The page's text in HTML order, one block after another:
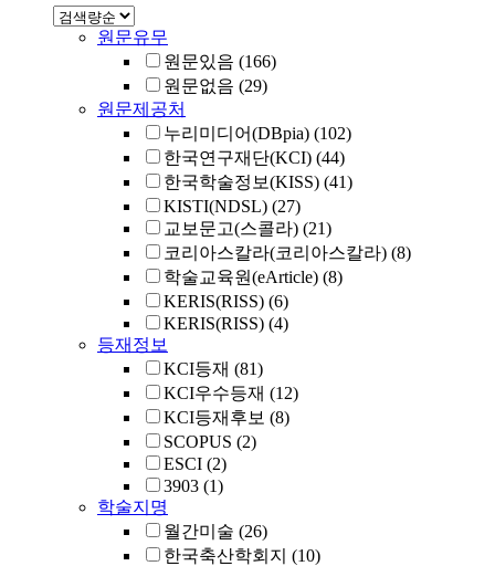
원문유무
원문있음 (166)
원문없음 (29)
원문제공처
누리미디어(DBpia) (102)
한국연구재단(KCI) (44)
한국학술정보(KISS) (41)
KISTI(NDSL) (27)
교보문고(스콜라) (21)
코리아스칼라(코리아스칼라) (8)
학술교육원(eArticle) (8)
KERIS(RISS) (6)
KERIS(RISS) (4)
등재정보
KCI등재 (81)
KCI우수등재 (12)
KCI등재후보 (8)
SCOPUS (2)
ESCI (2)
3903 (1)
학술지명
월간미술 (26)
한국축산학회지 (10)